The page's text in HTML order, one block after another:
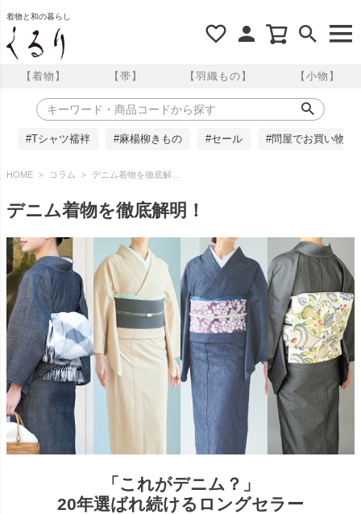
着物と和の暮らし
【着物】 【帯】 【羽織もの】 【小物】
#Tシャツ襦袢 #麻楊柳きもの #セール #問屋でお買い物
HOME コラム デニム着物を徹底解明！
デニム着物を徹底解明！
「これがデニム？」
20年選ばれ続けるロングセラー